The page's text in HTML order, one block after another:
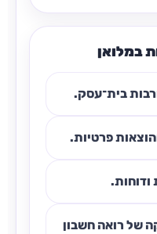
במלואן
בית־עסק.
פרטיות.
ודוחות.
של רואה חשבון